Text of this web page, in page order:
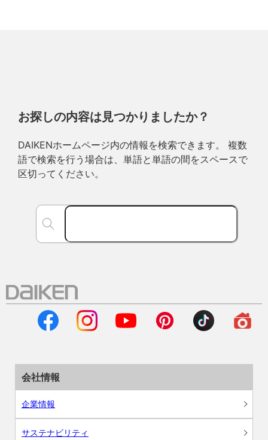
お探しの内容は見つかりましたか？
DAIKENホームページ内の情報を検索できます。 複数
語で検索を行う場合は、単語と単語の間をスペースで
区切ってください。
会社情報
企業情報
サステナビリティ